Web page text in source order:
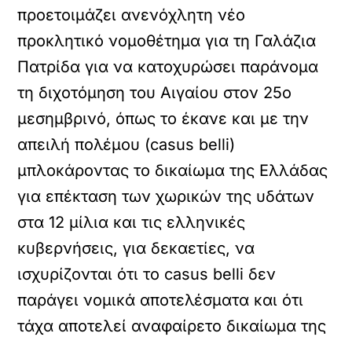
προετοιμάζει ανενόχλητη νέο
προκλητικό νομοθέτημα για τη Γαλάζια
Πατρίδα για να κατοχυρώσει παράνομα
τη διχοτόμηση του Αιγαίου στον 25ο
μεσημβρινό, όπως το έκανε και με την
απειλή πολέμου (casus belli)
μπλοκάροντας το δικαίωμα της Ελλάδας
για επέκταση των χωρικών της υδάτων
στα 12 μίλια και τις ελληνικές
κυβερνήσεις, για δεκαετίες, να
ισχυρίζονται ότι το casus belli δεν
παράγει νομικά αποτελέσματα και ότι
τάχα αποτελεί αναφαίρετο δικαίωμα της